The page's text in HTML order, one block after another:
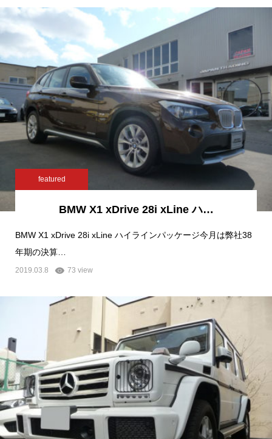
featured
BMW X1 xDrive 28i xLine ハ…
BMW X1 xDrive 28i xLine ハイラインパッケージ今月は弊社38
年期の決算…
2019.03.8 73 view